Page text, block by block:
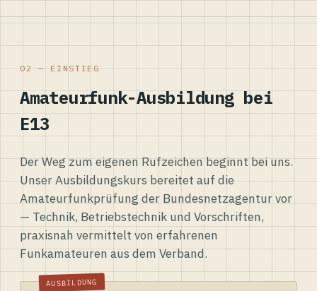
02 — EINSTIEG
Amateurfunk-Ausbildung bei
E13
Der Weg zum eigenen Rufzeichen beginnt bei uns.
Unser Ausbildungskurs bereitet auf die
Amateurfunkprüfung der Bundesnetzagentur vor
— Technik, Betriebstechnik und Vorschriften,
praxisnah vermittelt von erfahrenen
Funkamateuren aus dem Verband.